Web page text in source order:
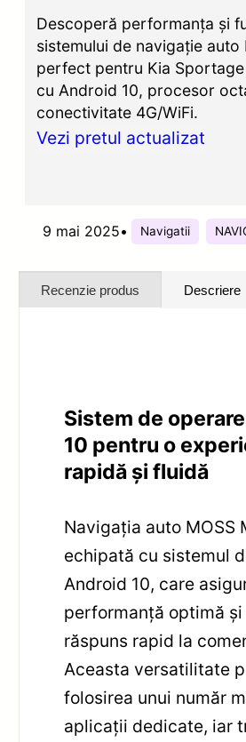
Descoperă performanța și
sistemului de navigație auto
perfect pentru Kia
cu Android 10, procesor
conectivitate 4G/WiFi.
Vezi pretul actualizat
9 mai 2025• Navigatii
Recenzie produs Descriere
Sistem de
10 pentru o
rapidă și fluidă
Navigația auto MOSS
echipată cu sistemul
Android 10, care
performanță optimă și
răspuns rapid la
Aceasta versatilitate
folosirea unui număr
aplicații dedicate, iar